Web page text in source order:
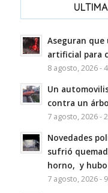
Aseguran que
artificial para
8 agosto, 2026 -
Un
contra un
7 agosto, 2026 -
Novedades
sufrió
horno, y
7 agosto, 2026 -